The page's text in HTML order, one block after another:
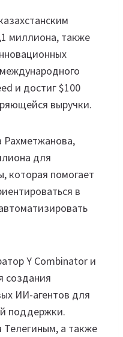
миллиона, также
и достиг $100
выручки.
Рахметжанова,
для
которая помогает
в
Y Combinator и
создания
ИИ-агентов для
поддержки.
Телегиным, а также